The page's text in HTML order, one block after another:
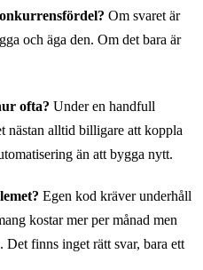
Om svaret är
och äga den. Om det bara är
ofta? Under en handfull
nästan alltid billigare att koppla
än att bygga nytt.
Egen kod kräver underhåll
kostar mer per månad men
Det finns inget rätt svar, bara ett